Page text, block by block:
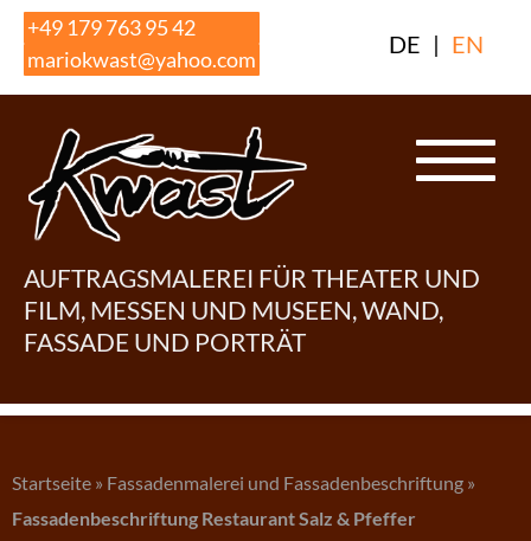
Skip
content
+49 179 763 95 42
mariokwast@yahoo.com
DE | EN
AUFTRAGSMALEREI FÜR THEATER UND
FILM, MESSEN UND MUSEEN, WAND,
FASSADE UND PORTRÄT
Startseite » Fassadenmalerei und Fassadenbeschriftung »
Fassadenbeschriftung Restaurant Salz & Pfeffer